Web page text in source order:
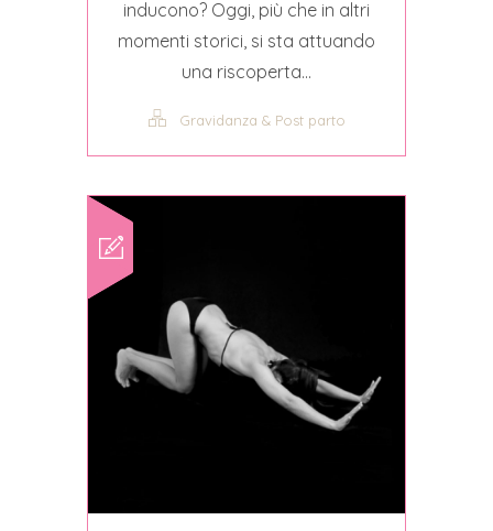
inducono? Oggi, più che in altri
momenti storici, si sta attuando
una riscoperta...
Gravidanza & Post parto